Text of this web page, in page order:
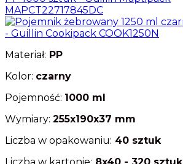
Materiał: PP
Kolor: czarny
Pojemność: 1000 ml
Wymiary: 255x190x37 mm
Liczba w opakowaniu: 40 sztuk